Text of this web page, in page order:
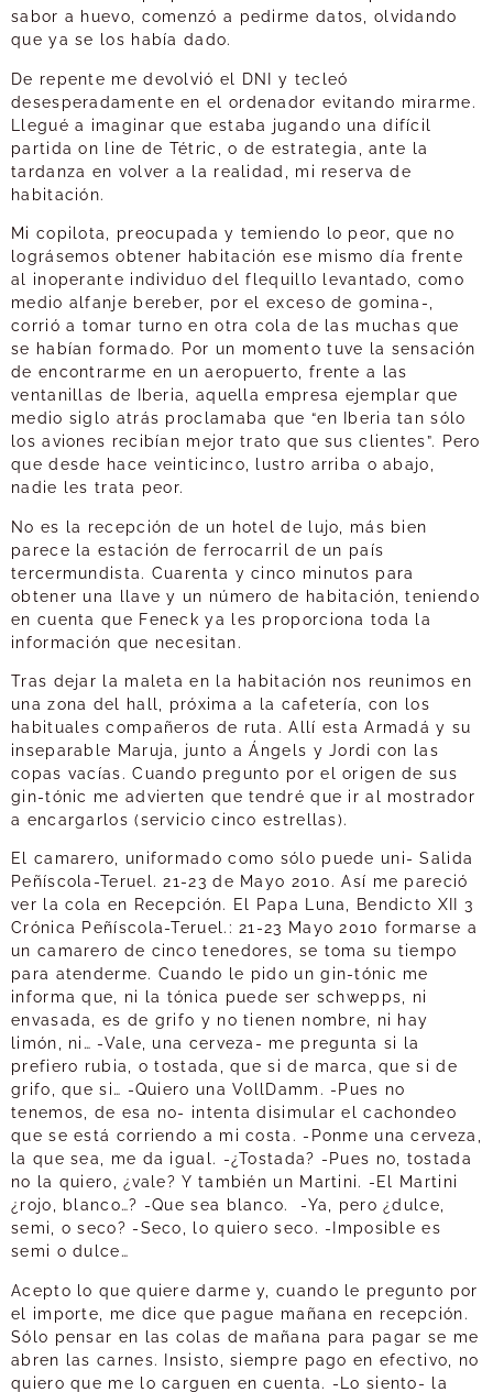
sabor a huevo, comenzó a pedirme datos, olvidando
que ya se los había dado.
De repente me devolvió el DNI y tecleó
desesperadamente en el ordenador evitando mirarme.
Llegué a imaginar que estaba jugando una difícil
partida on line de Tétric, o de estrategia, ante la
tardanza en volver a la realidad, mi reserva de
habitación.
Mi copilota, preocupada y temiendo lo peor, que no
lográsemos obtener habitación ese mismo día frente
al inoperante individuo del flequillo levantado, como
medio alfanje bereber, por el exceso de gomina-,
corrió a tomar turno en otra cola de las muchas que
se habían formado. Por un momento tuve la sensación
de encontrarme en un aeropuerto, frente a las
ventanillas de Iberia, aquella empresa ejemplar que
medio siglo atrás proclamaba que “en Iberia tan sólo
los aviones recibían mejor trato que sus clientes”. Pero
que desde hace veinticinco, lustro arriba o abajo,
nadie les trata peor.
No es la recepción de un hotel de lujo, más bien
parece la estación de ferrocarril de un país
tercermundista. Cuarenta y cinco minutos para
obtener una llave y un número de habitación, teniendo
en cuenta que Feneck ya les proporciona toda la
información que necesitan.
Tras dejar la maleta en la habitación nos reunimos en
una zona del hall, próxima a la cafetería, con los
habituales compañeros de ruta. Allí esta Armadá y su
inseparable Maruja, junto a Ángels y Jordi con las
copas vacías. Cuando pregunto por el origen de sus
gin-tónic me advierten que tendré que ir al mostrador
a encargarlos (servicio cinco estrellas).
El camarero, uniformado como sólo puede uni- Salida
Peñíscola-Teruel. 21-23 de Mayo 2010. Así me pareció
ver la cola en Recepción. El Papa Luna, Bendicto XII 3
Crónica Peñíscola-Teruel.: 21-23 Mayo 2010 formarse a
un camarero de cinco tenedores, se toma su tiempo
para atenderme. Cuando le pido un gin-tónic me
informa que, ni la tónica puede ser schwepps, ni
envasada, es de grifo y no tienen nombre, ni hay
limón, ni… -Vale, una cerveza- me pregunta si la
prefiero rubia, o tostada, que si de marca, que si de
grifo, que si… -Quiero una VollDamm. -Pues no
tenemos, de esa no- intenta disimular el cachondeo
que se está corriendo a mi costa. -Ponme una cerveza,
la que sea, me da igual. -¿Tostada? -Pues no, tostada
no la quiero, ¿vale? Y también un Martini. -El Martini
¿rojo, blanco…? -Que sea blanco. -Ya, pero ¿dulce,
semi, o seco? -Seco, lo quiero seco. -Imposible es
semi o dulce…
Acepto lo que quiere darme y, cuando le pregunto por
el importe, me dice que pague mañana en recepción.
Sólo pensar en las colas de mañana para pagar se me
abren las carnes. Insisto, siempre pago en efectivo, no
quiero que me lo carguen en cuenta. -Lo siento- la